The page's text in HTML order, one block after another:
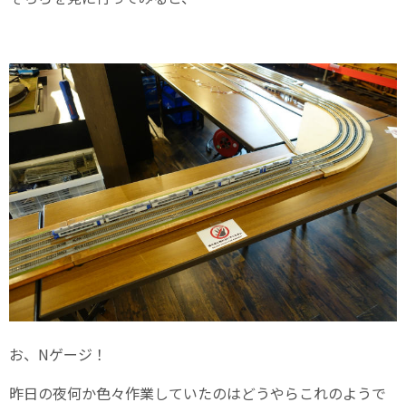
お、Nゲージ！
昨日の夜何か色々作業していたのはどうやらこれのようで